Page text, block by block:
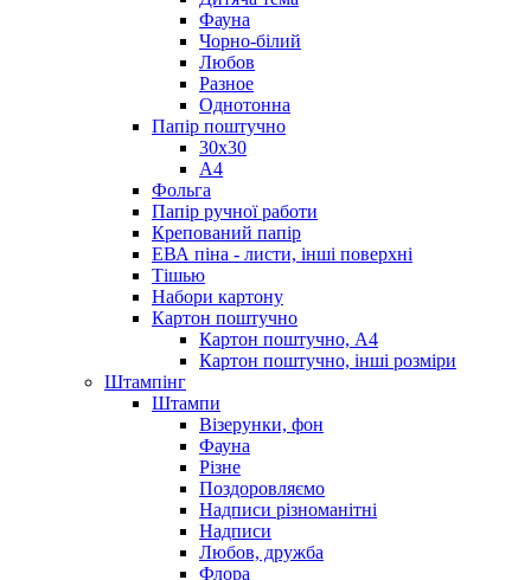
Фауна
Чорно-білий
Любов
Разное
Однотонна
Папір поштучно
30х30
А4
Фольга
Папір ручної работи
Крепований папір
ЕВА піна - листи, інші поверхні
Тішью
Набори картону
Картон поштучно
Картон поштучно, А4
Картон поштучно, інші розміри
Штампінг
Штампи
Візерунки, фон
Фауна
Різне
Поздоровляємо
Надписи різноманітні
Надписи
Любов, дружба
Флора